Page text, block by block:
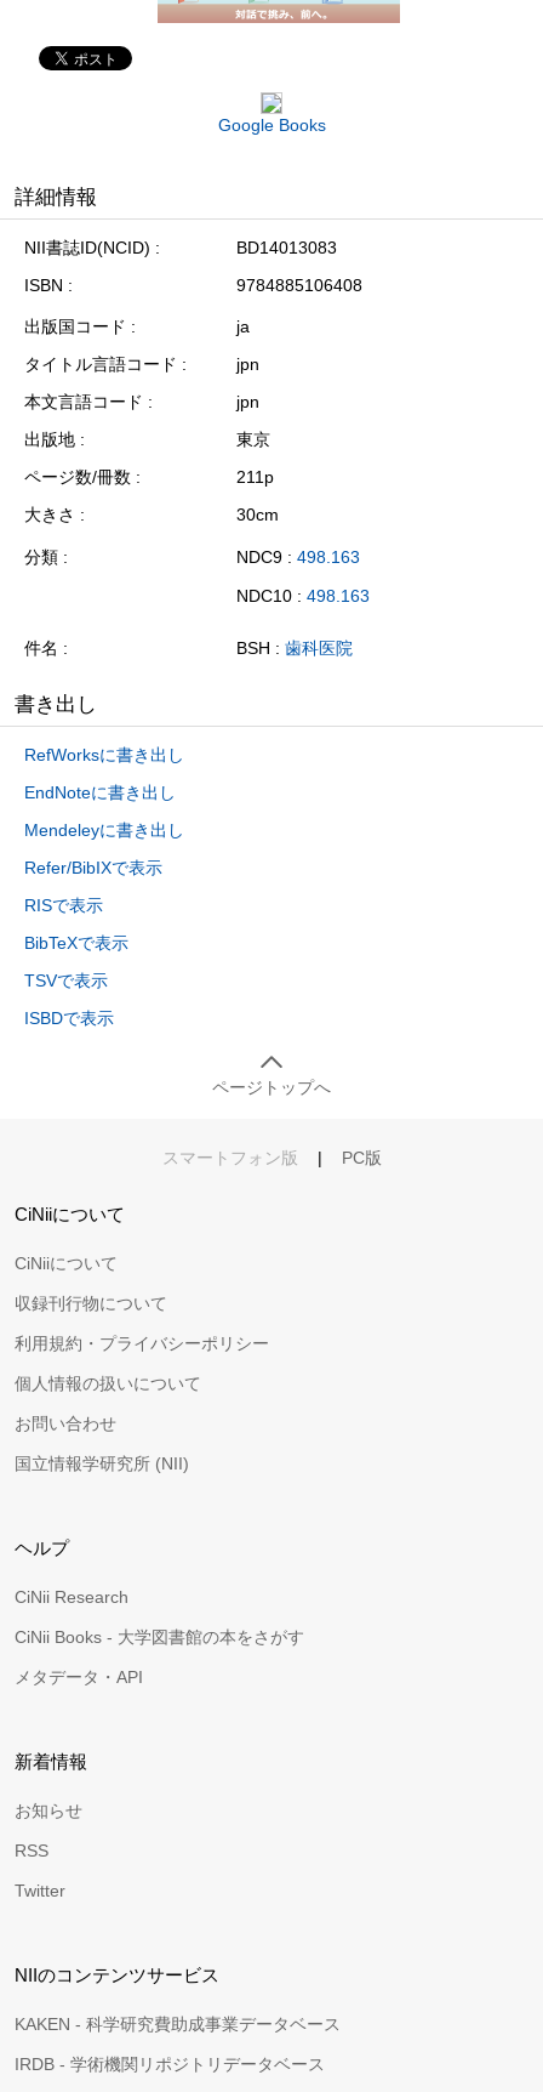
Google Books
詳細情報
NII書誌ID(NCID)
BD14013083
ISBN
9784885106408
出版国コード
ja
タイトル言語コード
jpn
本文言語コード
jpn
出版地
東京
ページ数/冊数
211p
大きさ
30cm
分類 NDC9 : 498.163
NDC10 : 498.163
件名 BSH : 歯科医院
書き出し
RefWorksに書き出し
EndNoteに書き出し
Mendeleyに書き出し
Refer/BibIXで表示
RISで表示
BibTeXで表示
TSVで表示
ISBDで表示
ページトップへ
スマートフォン版 | PC版
CiNiiについて
CiNiiについて
収録刊行物について
利用規約・プライバシーポリシー
個人情報の扱いについて
お問い合わせ
国立情報学研究所 (NII)
ヘルプ
CiNii Research
CiNii Books - 大学図書館の本をさがす
メタデータ・API
新着情報
お知らせ
RSS
Twitter
NIIのコンテンツサービス
KAKEN - 科学研究費助成事業データベース
IRDB - 学術機関リポジトリデータベース